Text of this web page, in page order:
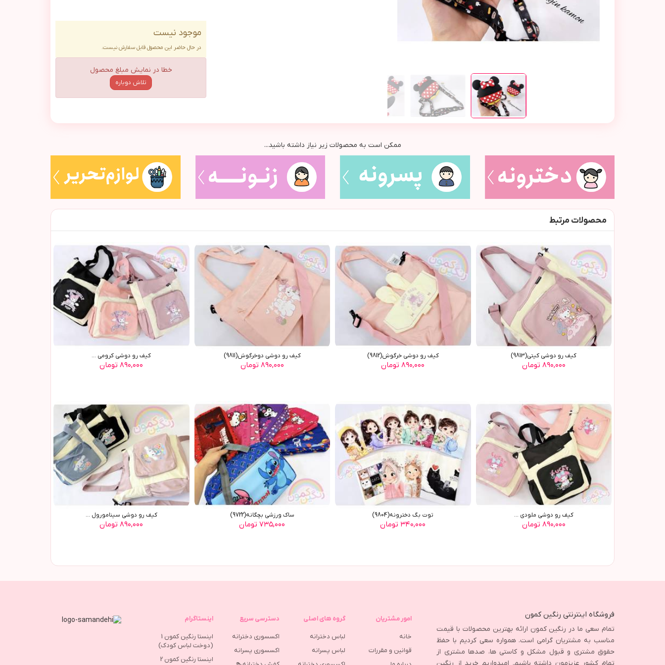
موجود نیست
در حال حاضر این محصول قابل سفارش نیست.
خطا در نمایش مبلغ محصول
تلاش دوباره
ممکن است به محصولات زیر نیاز داشته باشید...
محصولات مرتبط
کیف رو دوشی کیتی(9813)
۸۹۰,۰۰۰ تومان
کیف رو دوشی خرگوش(9812)
۸۹۰,۰۰۰ تومان
کیف رو دوشی دوخرگوش(9811)
۸۹۰,۰۰۰ تومان
کیف رو دوشی کرومی ...
۸۹۰,۰۰۰ تومان
کیف رو دوشی ملودی ...
۸۹۰,۰۰۰ تومان
توت بگ دخترونه(9804)
۳۴۰,۰۰۰ تومان
ساک ورزشی بچگانه(9722)
۷۳۵,۰۰۰ تومان
کیف رو دوشی سینامورول ...
۸۹۰,۰۰۰ تومان
فروشگاه اینترنتی رنگین کمون
تمام سعی ما در رنگین کمون ارائه بهترین محصولات با قیمت
مناسب به مشتریان گرامی است. همواره سعی کردیم با حفظ
حقوق مشتری و قبول مشکل و کاستی ها، صدها مشتری از
امور مشتریان
خانه
قوانین و مقررات
گروه های اصلی
لباس دخترانه
لباس پسرانه
دسترسی سریع
اکسسوری دخترانه
اکسسوری پسرانه
اینستاگرام
اینستا رنگین کمون 1
(دوخت لباس کودک)
اینستا رنگین کمون 2